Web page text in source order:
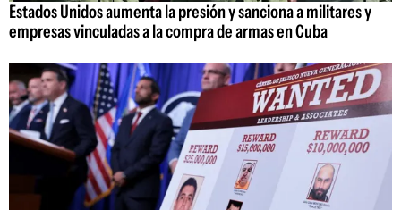
Estados Unidos aumenta la presión y sanciona a militares y
empresas vinculadas a la compra de armas en Cuba